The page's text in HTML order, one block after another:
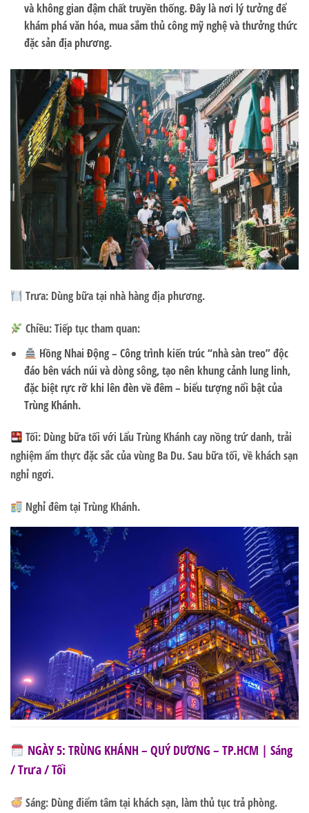
và không gian đậm chất truyền thống. Đây là nơi lý tưởng để
khám phá văn hóa, mua sắm thủ công mỹ nghệ và thưởng thức
đặc sản địa phương.
Trưa: Dùng bữa tại nhà hàng địa phương.
Chiều:Tiếp tục tham quan:
Hồng Nhai Động– Công trình kiến trúc “nhà sàn treo” độc
đáo bên vách núi và dòng sông, tạo nên khung cảnh lung linh,
đặc biệt rực rỡ khi lên đèn về đêm – biểu tượng nổi bật của
Trùng Khánh.
Tối: Dùng bữa tối với Lẩu Trùng Khánhcay nồng trứ danh, trải
nghiệm ẩm thực đặc sắc của vùng Ba Du. Sau bữa tối, về khách sạn
nghỉ ngơi.
Nghỉ đêm tại Trùng Khánh.
NGÀY 5: TRÙNG KHÁNH – QUÝ DƯƠNG – TP.HCM | Sáng
/ Trưa / Tối
Sáng: Dùng điểm tâm tại khách sạn, làm thủ tục trả phòng.